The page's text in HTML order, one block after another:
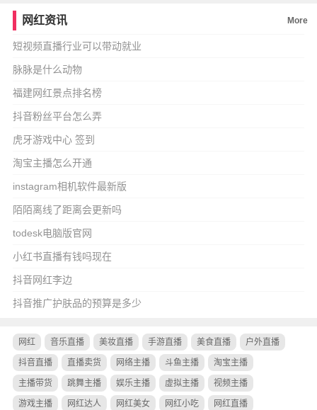
网红资讯 More
短视频直播行业可以带动就业
脉脉是什么动物
福建网红景点排名榜
抖音粉丝平台怎么弄
虎牙游戏中心 签到
淘宝主播怎么开通
instagram相机软件最新版
陌陌离线了距离会更新吗
todesk电脑版官网
小红书直播有钱吗现在
抖音网红李边
抖音推广护肤品的预算是多少
网红 音乐直播 美妆直播 手游直播 美食直播 户外直播
抖音直播 直播卖货 网络主播 斗鱼主播 淘宝主播
主播带货 跳舞主播 娱乐主播 虚拟主播 视频主播
游戏主播 网红达人 网红美女 网红小吃 网红直播